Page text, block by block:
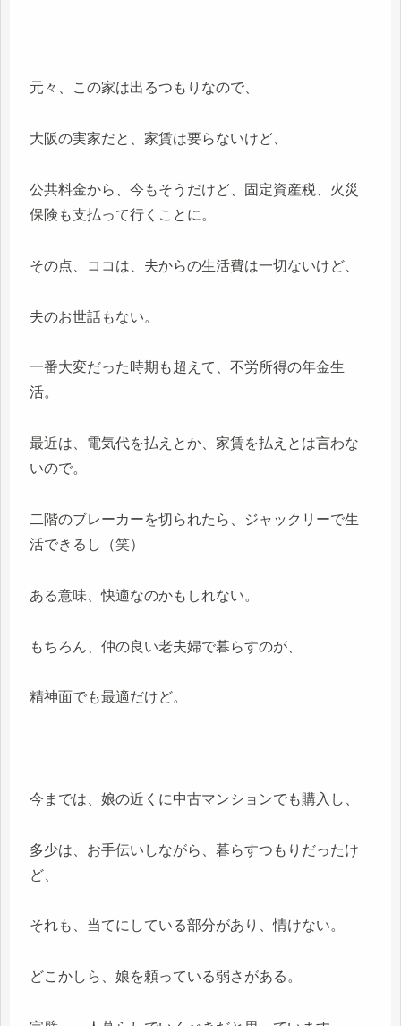
元々、この家は出るつもりなので、
大阪の実家だと、家賃は要らないけど、
公共料金から、今もそうだけど、固定資産税、火災
保険も支払って行くことに。
その点、ココは、夫からの生活費は一切ないけど、
夫のお世話もない。
一番大変だった時期も超えて、不労所得の年金生
活。
最近は、電気代を払えとか、家賃を払えとは言わな
いので。
二階のブレーカーを切られたら、ジャックリーで生
活できるし（笑）
ある意味、快適なのかもしれない。
もちろん、仲の良い老夫婦で暮らすのが、
精神面でも最適だけど。
今までは、娘の近くに中古マンションでも購入し、
多少は、お手伝いしながら、暮らすつもりだったけ
ど、
それも、当てにしている部分があり、情けない。
どこかしら、娘を頼っている弱さがある。